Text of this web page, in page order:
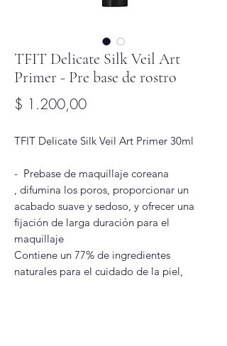
TFIT Delicate Silk Veil Art
Primer - Pre base de rostro
$ 1.200,00Precio
TFIT Delicate Silk Veil Art Primer 30ml
- Prebase de maquillaje coreana
, difumina los poros, proporcionar un
acabado suave y sedoso, y ofrecer una
fijación de larga duración para el
maquillaje
Contiene un 77% de ingredientes
naturales para el cuidado de la piel,